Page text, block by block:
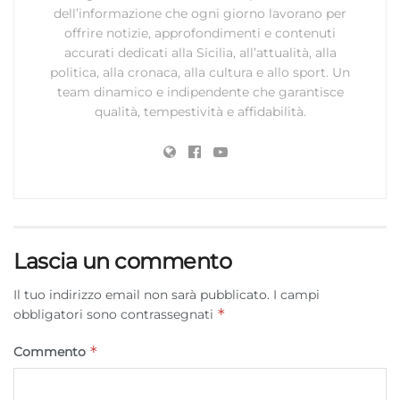
dell’informazione che ogni giorno lavorano per
offrire notizie, approfondimenti e contenuti
accurati dedicati alla Sicilia, all’attualità, alla
politica, alla cronaca, alla cultura e allo sport. Un
team dinamico e indipendente che garantisce
qualità, tempestività e affidabilità.
Lascia un commento
Il tuo indirizzo email non sarà pubblicato. I campi
obbligatori sono contrassegnati *
Commento *